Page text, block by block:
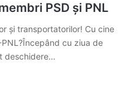
PSD și PNL
și transportatorilor! Cu cine
cu ziua de
deschidere…